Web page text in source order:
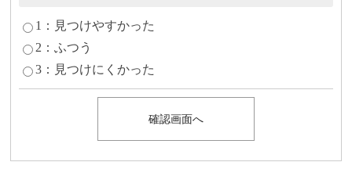
1：見つけやすかった
2：ふつう
3：見つけにくかった